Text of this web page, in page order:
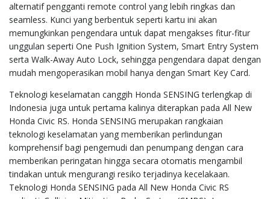
alternatif pengganti remote control yang lebih ringkas dan
seamless. Kunci yang berbentuk seperti kartu ini akan
memungkinkan pengendara untuk dapat mengakses fitur-fitur
unggulan seperti One Push Ignition System, Smart Entry System
serta Walk-Away Auto Lock, sehingga pengendara dapat dengan
mudah mengoperasikan mobil hanya dengan Smart Key Card.
Teknologi keselamatan canggih Honda SENSING terlengkap di
Indonesia juga untuk pertama kalinya diterapkan pada All New
Honda Civic RS. Honda SENSING merupakan rangkaian
teknologi keselamatan yang memberikan perlindungan
komprehensif bagi pengemudi dan penumpang dengan cara
memberikan peringatan hingga secara otomatis mengambil
tindakan untuk mengurangi resiko terjadinya kecelakaan.
Teknologi Honda SENSING pada All New Honda Civic RS